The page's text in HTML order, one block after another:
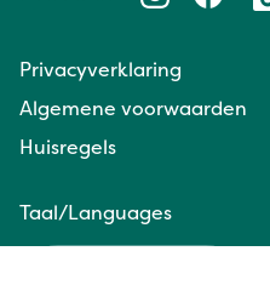
Privacyverklaring
Algemene voorwaarden
Huisregels
Taal/Languages